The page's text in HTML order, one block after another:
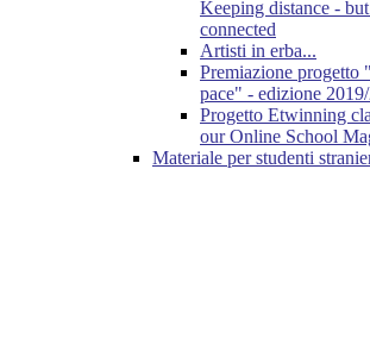
Keeping distance -
connected
Artisti in erba...
Premiazione progetto
pace" - edizione
Progetto Etwinning
our Online School
Materiale per studenti